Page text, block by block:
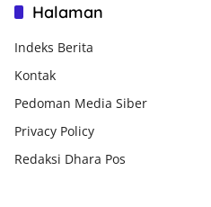
Halaman
Indeks Berita
Kontak
Pedoman Media Siber
Privacy Policy
Redaksi Dhara Pos